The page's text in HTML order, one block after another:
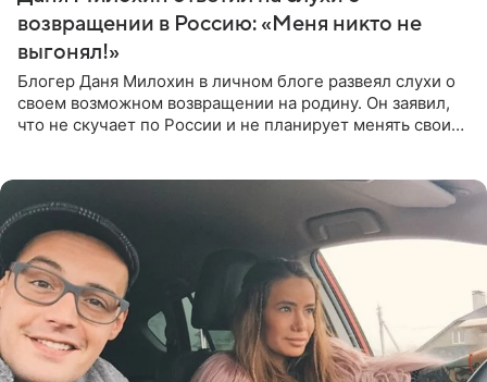
возвращении в Россию: «Меня никто не
выгонял!»
Блогер Даня Милохин в личном блоге развеял слухи о
своем возможном возвращении на родину. Он заявил,
что не скучает по России и не планирует менять свои